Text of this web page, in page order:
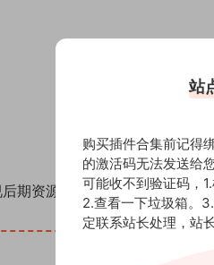
期资源（AE模板、PR模板、音
站
购买插件合集前记得
的激活码无法发送给
可能收不到验证码，
2.查看一下垃圾箱。
定联系站长处理，站